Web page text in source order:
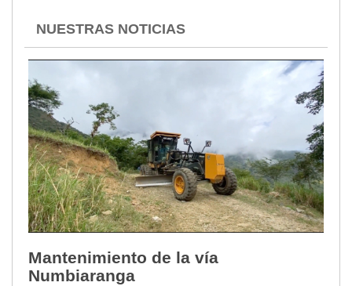
NUESTRAS NOTICIAS
Mantenimiento de la vía
Numbiaranga